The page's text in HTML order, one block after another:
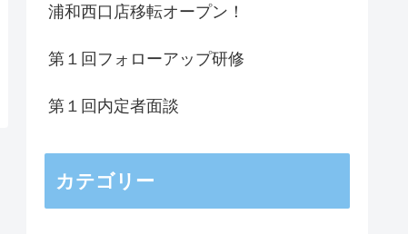
浦和西口店移転オープン！
第１回フォローアップ研修
第１回内定者面談
カテゴリー